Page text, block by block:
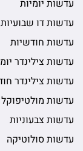
עדשות יומיות
עדשות דו שבועיות
עדשות חודשיות
עדשות צילינדר
עדשות צילינדר
עדשות מולטיפוקל
עדשות צבעוניות
עדשות סולוטיקה